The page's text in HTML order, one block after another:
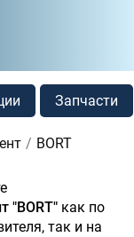
Запчасти
BORT
"BORT" как по
так и на